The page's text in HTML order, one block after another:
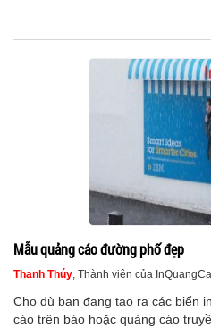
Mẫu quảng cáo đường phố đẹp
Thanh Thúy, Thành viên của
Cho dù bạn đang tạo ra các biển
cáo trên báo hoặc quảng cáo